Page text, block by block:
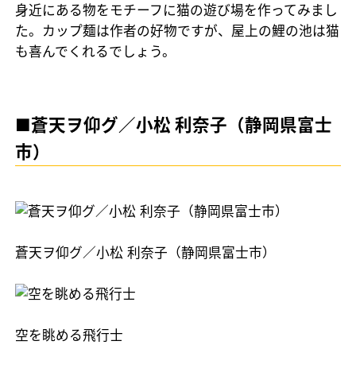
身近にある物をモチーフに猫の遊び場を作ってみまし
た。カップ麺は作者の好物ですが、屋上の鯉の池は猫
も喜んでくれるでしょう。
■蒼天ヲ仰グ／小松 利奈子（静岡県富士
市）
蒼天ヲ仰グ／小松 利奈子（静岡県富士市）
空を眺める飛行士